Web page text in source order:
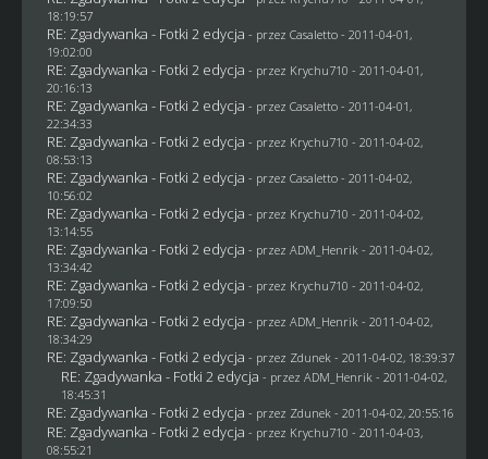
18:19:57
RE: Zgadywanka - Fotki 2 edycja - przez Casaletto- 2011-04-01,
19:02:00
RE: Zgadywanka - Fotki 2 edycja - przez Krychu710 - 2011-04-01,
20:16:13
RE: Zgadywanka - Fotki 2 edycja - przez Casaletto- 2011-04-01,
22:34:33
RE: Zgadywanka - Fotki 2 edycja - przez Krychu710 - 2011-04-02,
08:53:13
RE: Zgadywanka - Fotki 2 edycja - przez Casaletto- 2011-04-02,
10:56:02
RE: Zgadywanka - Fotki 2 edycja - przez Krychu710 - 2011-04-02,
13:14:55
RE: Zgadywanka - Fotki 2 edycja - przez ADM_Henrik - 2011-04-02,
13:34:42
RE: Zgadywanka - Fotki 2 edycja - przez Krychu710 - 2011-04-02,
17:09:50
RE: Zgadywanka - Fotki 2 edycja - przez ADM_Henrik - 2011-04-02,
18:34:29
RE: Zgadywanka - Fotki 2 edycja - przez Zdunek - 2011-04-02, 18:39:37
RE: Zgadywanka - Fotki 2 edycja - przez ADM_Henrik - 2011-04-02,
18:45:31
RE: Zgadywanka - Fotki 2 edycja - przez Zdunek - 2011-04-02, 20:55:16
RE: Zgadywanka - Fotki 2 edycja - przez Krychu710 - 2011-04-03,
08:55:21